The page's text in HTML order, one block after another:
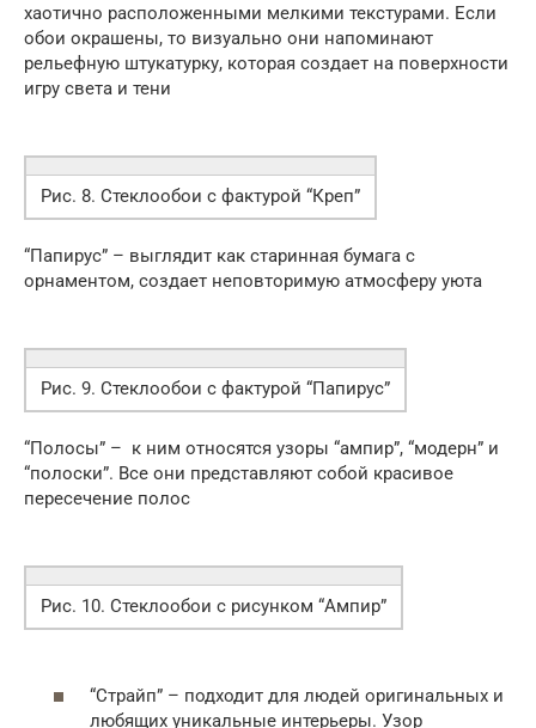
хаотично расположенными мелкими текстурами. Если
обои окрашены, то визуально они напоминают
рельефную штукатурку, которая создает на поверхности
игру света и тени
Рис. 8. Стеклообои с фактурой “Креп”
“Папирус” – выглядит как старинная бумага с
орнаментом, создает неповторимую атмосферу уюта
Рис. 9. Стеклообои с фактурой “Папирус”
“Полосы” – к ним относятся узоры “ампир”, “модерн” и
“полоски”. Все они представляют собой красивое
пересечение полос
Рис. 10. Стеклообои с рисунком “Ампир”
“Страйп” – подходит для людей оригинальных и
любящих уникальные интерьеры. Узор